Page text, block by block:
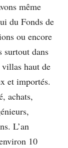
même
du Fonds de
ou encore
surtout dans
villas haut de
et importés.
achats,
L’an
10